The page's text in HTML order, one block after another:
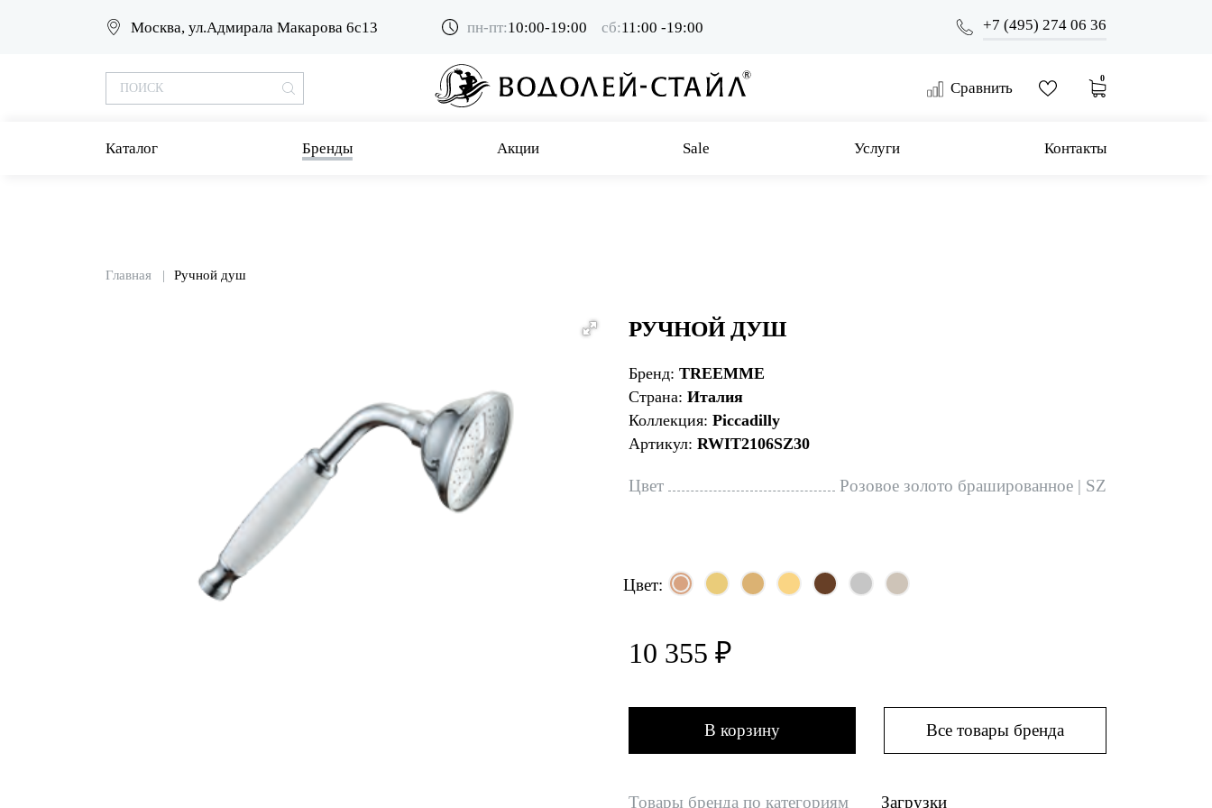
Москва, ул.Адмирала Макарова 6с13 пн-пт:10:00-19:00 сб:11:00 -19:00 +7 (495) 274 06 36
Сравнить
0
Каталог Бренды Акции Sale Услуги Контакты
Главная Ручной душ
РУЧНОЙ ДУШ
Бренд: TREEMME
Страна: Италия
Коллекция: Piccadilly
Артикул: RWIT2106SZ30
Цвет Розовое золото брашированное | SZ
Цвет:
10 355 ₽
В корзину Все товары бренда
Товары бренда по категориям Загрузки